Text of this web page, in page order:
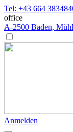
Tel: +43 664
office
A-2500 Baden,
Anmelden